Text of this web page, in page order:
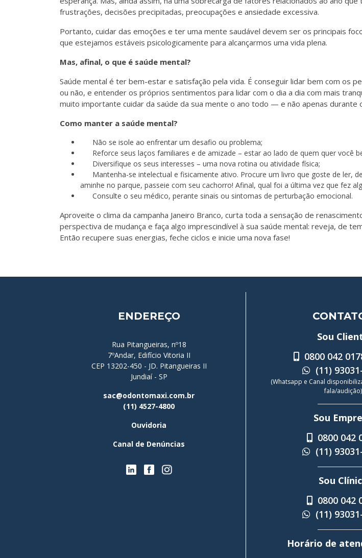
frustrações, decisões precipitadas, preocupações e ansiedade excessiva.
Portanto, cuidar das emoções e ter uma mente saudável devem ser os principais
que estejamos estáveis psicologicamente para alcançarmos uma vida plena.
Mas, afinal, o que é saúde mental?
Saúde mental é ter bem-estar e satisfação pela vida. É conseguir lidar bem com os
ou não, e entender os próprios sentimentos para lidar com o dia a dia com mais
muito importante cuidar da saúde da sua mente o ano todo — e não apenas durante
Como manter a saúde mental?
Não se isole ao enfrentar um desafio ou problema;
Reforce seus laços familiares e de amizade – estar ao lado de quem quer você
Diversifique os seus interesses – uma nova rotina ou atividade física;
Mantenha-se intelectual e fisicamente ativo. Procure um livro que goste de ler,
aminhe no parque, passeie com seu cachorro! Afinal, qual foi a última vez que fez
Consulte o seu médico, perante sinais ou sintomas de perturbação emocional.
Aproveite o clima da campanha Janeiro Branco, curta toda a sensação de
perspectiva de mudança e faça algo imprescindível à sua saúde mental: reveja, de
Então recupere suas energias, feche ciclos e inicie uma nova fase!
ENDEREÇO
Rua Pitangueiras, nº18
7ºAndar, Edifício Vitoria II
CEP 13202-450 - JD. Pitangueiras II
Jundiaí - SP
sac@odontomaxi.com.br
(11) 4527-4800
Ouvidoria
Canal de Denúncias
Sou
0800 042
(11)
(Whatsapp e Canal
fala/audição)
Sou
0800 042
(11)
Sou
0800 042
(11)
Horário de